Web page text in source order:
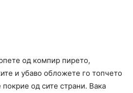
од компир пирето,
и убаво обложете го топчето
од сите страни. Вака